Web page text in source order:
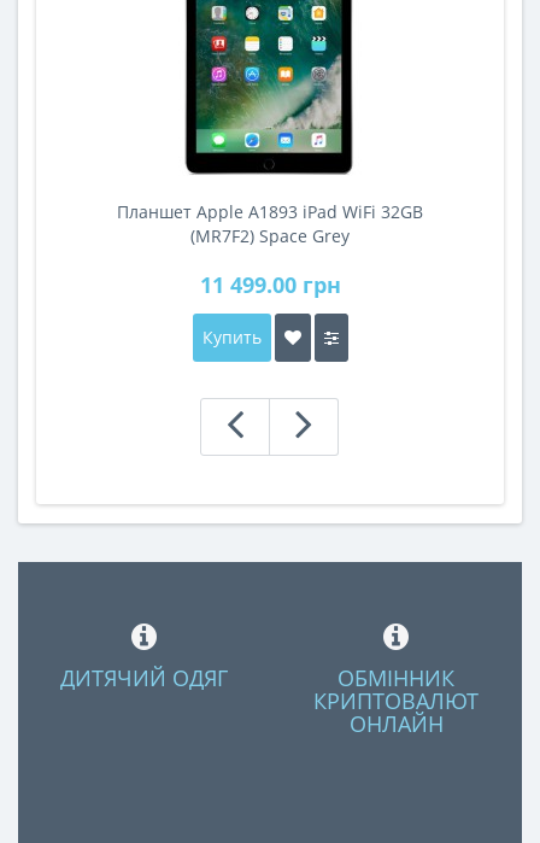
Планшет Apple A1893 iPad WiFi 32GB
(MR7F2) Space Grey
11 499.00 грн
Купить
ДИТЯЧИЙ ОДЯГ ОБМІННИК
КРИПТОВАЛЮТ
ОНЛАЙН